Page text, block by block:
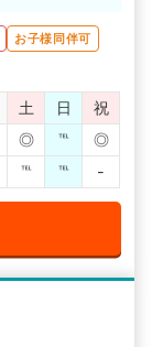
お子様同伴可
土 日
祝
◎ ℡
◎
℡ ℡ -